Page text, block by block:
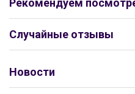
Случайные отзывы
Новости